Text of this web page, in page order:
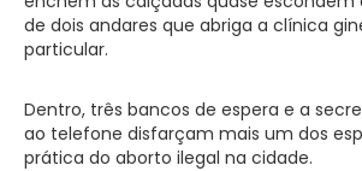
de dois andares que abriga a clínica
particular.
Dentro, três bancos de espera e a
ao telefone disfarçam mais um dos
prática do aborto ilegal na cidade.